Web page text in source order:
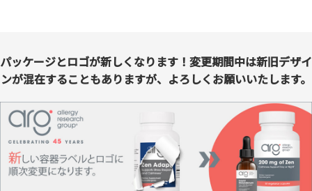
パッケージとロゴが新しくなります！変更期間中は新旧デザイ
ンが混在することもありますが、よろしくお願いいたします。